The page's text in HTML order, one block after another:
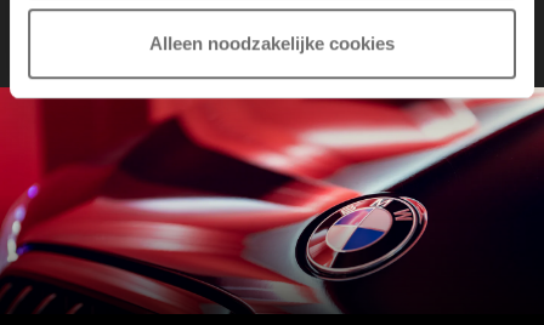
Alleen noodzakelijke cookies
BMW langere tijd niet gebruik?